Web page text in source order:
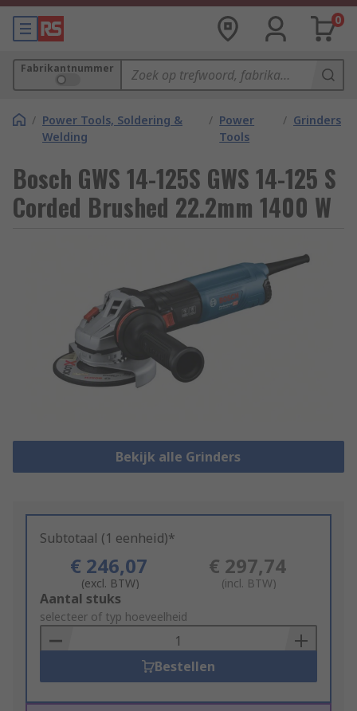
0
Fabrikantnummer
/ Power Tools, Soldering &
Welding
/ Power
Tools
/ Grinders
Bosch GWS 14-125S GWS 14-125 S
Corded Brushed 22.2mm 1400 W
Bekijk alle Grinders
Subtotaal (1 eenheid)*
€ 246,07
(excl. BTW)
€ 297,74
(incl. BTW)
Add
to
Basket
Aantal stuks
selecteer of typ hoeveelheid
Bestellen